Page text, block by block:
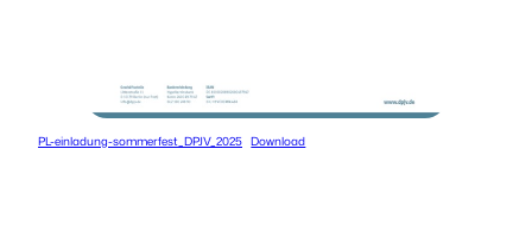
PL-einladung-sommerfest_DPJV_2025 Download